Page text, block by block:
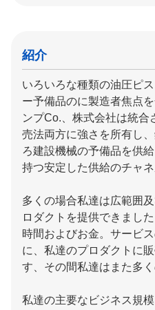
紹介
いろいろな種類の油圧ピ
ー予備品のに製造者焦点
ンプCo.、株式会社は統合
売法両方に強さを所有し
ろ建設機械の予備品を供
持つ安定した供給のチャ
多くの場合私達は広範囲
ロダクトを提供できまし
時間およびお金。サービ
に、私達のプロダクトに
す、その間私達はまた多
私達の主要なビジネス規